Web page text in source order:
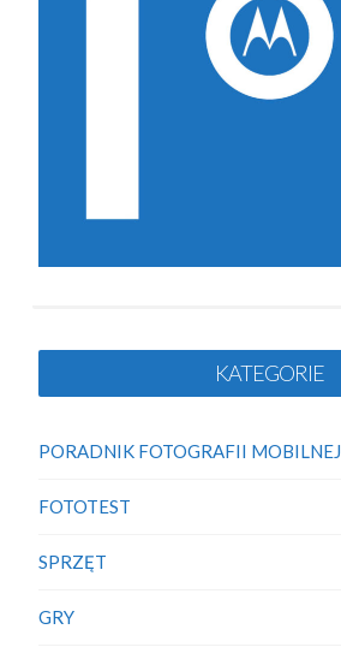
KATEGORIE
PORADNIK FOTOGRAFII MOBILNEJ
FOTOTEST
SPRZĘT
GRY